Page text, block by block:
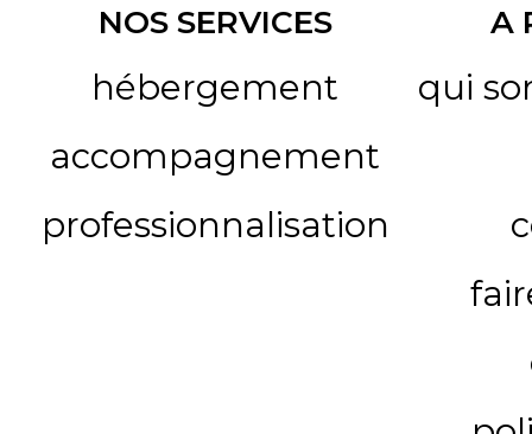
NOS SERVICES
hébergement
accompagnement
professionnalisation
A
qui